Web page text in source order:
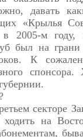
давать
«Крылья
2005-м году,
был на грани
К
секторе
ходить на